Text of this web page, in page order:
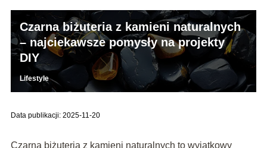
Czarna biżuteria z kamieni naturalnych
– najciekawsze pomysły na projekty
DIY
Lifestyle
Data publikacji: 2025-11-20
Czarna biżuteria z kamieni naturalnych to wyjątkowy